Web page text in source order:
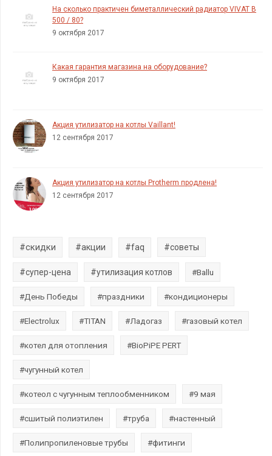
На сколько практичен биметаллический радиатор VIVAT B
500 / 80?
9 октября 2017
Какая гарантия магазина на оборудование?
9 октября 2017
Акция утилизатор на котлы Vaillant!
12 сентября 2017
Акция утилизатор на котлы Protherm продлена!
12 сентября 2017
#скидки #акции #faq #советы
#супер-цена #утилизация котлов #Ballu
#День Победы #праздники #кондиционеры
#Electrolux #TITAN #Ладогаз #газовый котел
#котел для отопления #BioPiPE PERT
#чугунный котел
#котеол с чугунным теплообменником #9 мая
#сшитый полиэтилен #труба #настенный
#Полипропиленовые трубы #фитинги